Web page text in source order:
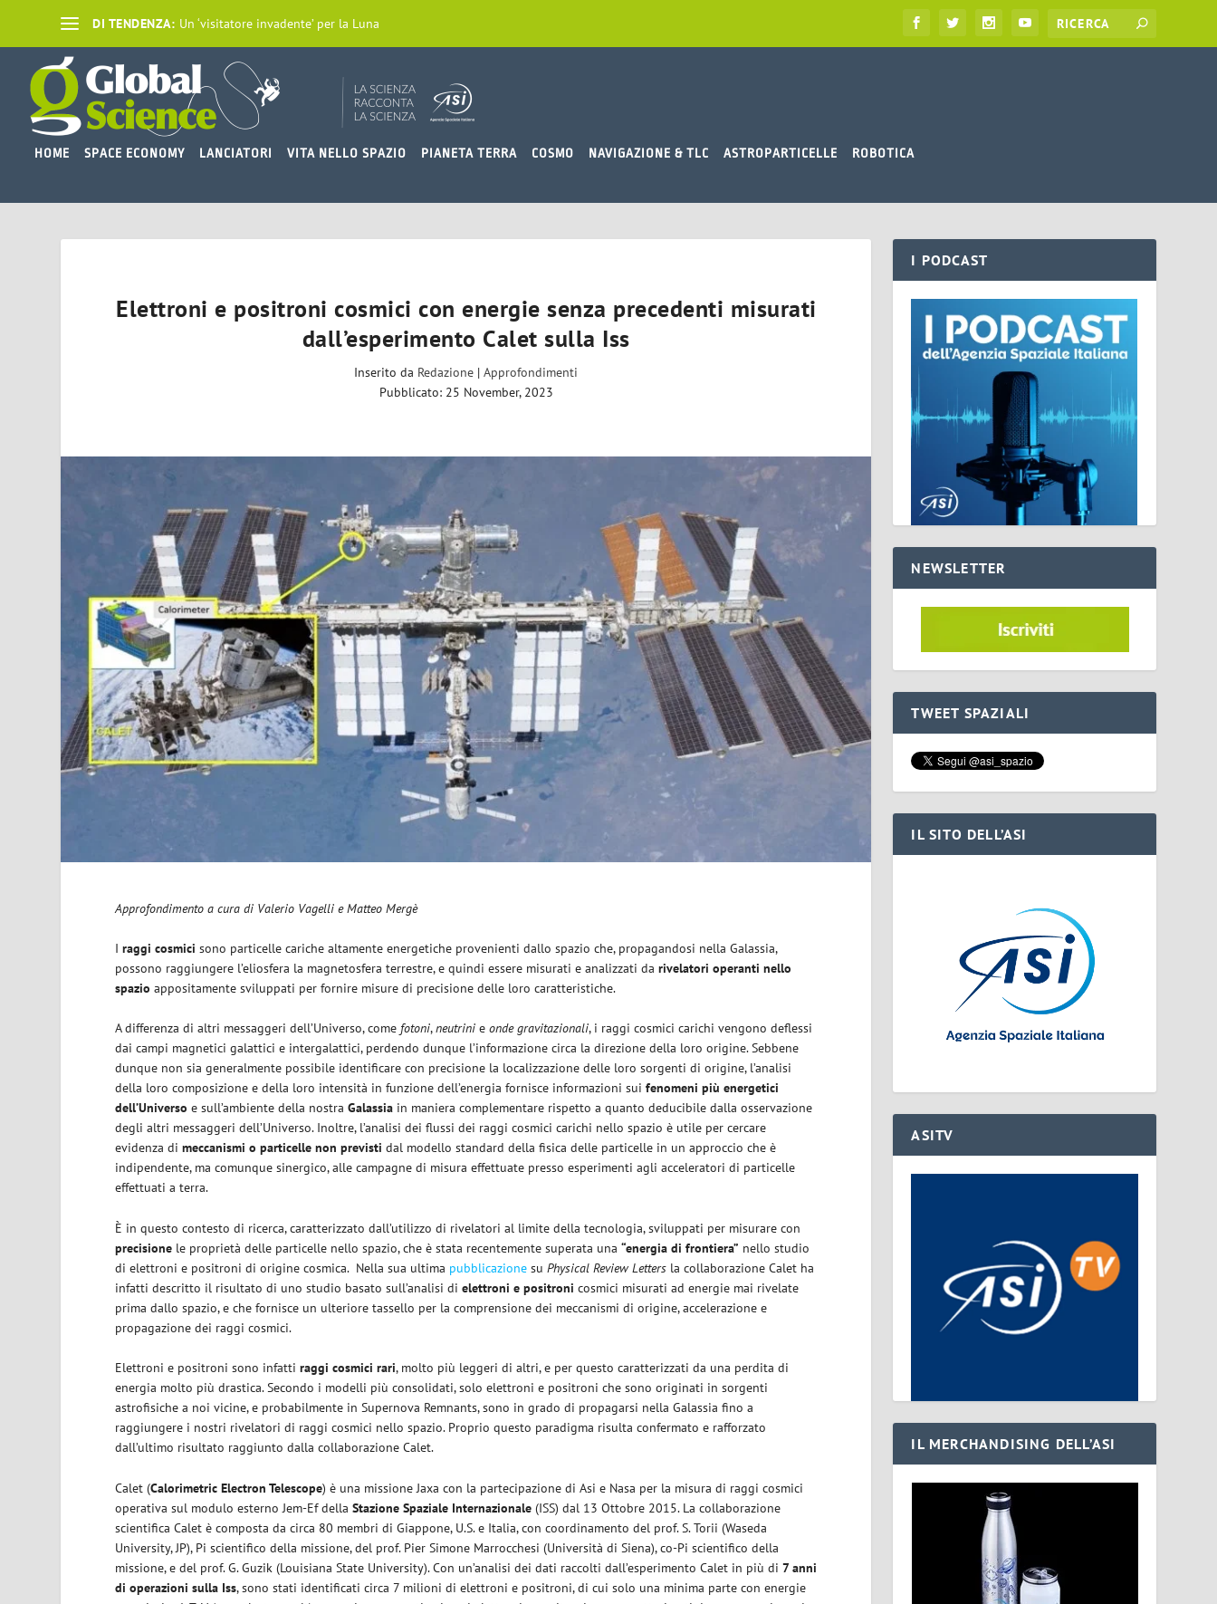
DI TENDENZA: Un ‘visitatore invadente’ per la Luna
HOME SPACE ECONOMY LANCIATORI VITA NELLO SPAZIO PIANETA TERRA COSMO NAVIGAZIONE & TLC ASTROPARTICELLE ROBOTICA
Elettroni e positroni cosmici con energie senza precedenti misurati
dall’esperimento Calet sulla Iss
Inserito da Redazione |Approfondimenti
Pubblicato: 25 November, 2023
Approfondimento a cura di Valerio Vagelli e Matteo Mergè
Iraggi cosmici sono particelle cariche altamente energetiche provenienti dallo spazio che, propagandosi nella Galassia,
possono raggiungere l’eliosfera la magnetosfera terrestre, e quindi essere misurati e analizzati darivelatori operanti nello
spazio appositamente sviluppati per fornire misure di precisione delle loro caratteristiche.
A differenza di altri messaggeri dell’Universo, come fotoni,neutrini eonde gravitazionali, i raggi cosmici carichi vengono deflessi
dai campi magnetici galattici e intergalattici, perdendo dunque l’informazione circa la direzione della loro origine. Sebbene
dunque non sia generalmente possibile identificare con precisione la localizzazione delle loro sorgenti di origine, l’analisi
della loro composizione e della loro intensità in funzione dell’energia fornisce informazioni suifenomeni più energetici
dell’Universo e sull’ambiente della nostraGalassia in maniera complementare rispetto a quanto deducibile dalla osservazione
degli altri messaggeri dell’Universo. Inoltre, l’analisi dei flussi dei raggi cosmici carichi nello spazio è utile per cercare
evidenza dimeccanismi o particelle non previsti dal modello standard della fisica delle particelle in un approccio che è
indipendente, ma comunque sinergico, alle campagne di misura effettuate presso esperimenti agli acceleratori di particelle
effettuati a terra.
È in questo contesto di ricerca, caratterizzato dall’utilizzo di rivelatori al limite della tecnologia, sviluppati per misurare con
precisione le proprietà delle particelle nello spazio, che è stata recentemente superata una“energia di frontiera” nello studio
di elettroni e positroni di origine cosmica. Nella sua ultima pubblicazione suPhysical Review Letters la collaborazione Calet ha
infatti descritto il risultato di uno studio basato sull’analisi dielettroni e positroni cosmici misurati ad energie mai rivelate
prima dallo spazio, e che fornisce un ulteriore tassello per la comprensione dei meccanismi di origine, accelerazione e
propagazione dei raggi cosmici.
Elettroni e positroni sono infattiraggi cosmici rari, molto più leggeri di altri, e per questo caratterizzati da una perdita di
energia molto più drastica. Secondo i modelli più consolidati, solo elettroni e positroni che sono originati in sorgenti
astrofisiche a noi vicine, e probabilmente in Supernova Remnants, sono in grado di propagarsi nella Galassia fino a
raggiungere i nostri rivelatori di raggi cosmici nello spazio. Proprio questo paradigma risulta confermato e rafforzato
dall’ultimo risultato raggiunto dalla collaborazione Calet.
Calet (Calorimetric Electron Telescope) è una missione Jaxa con la partecipazione di Asi e Nasa per la misura di raggi cosmici
operativa sul modulo esterno Jem-Ef dellaStazione Spaziale Internazionale (ISS) dal 13 Ottobre 2015. La collaborazione
scientifica Calet è composta da circa 80 membri di Giappone, U.S. e Italia, con coordinamento del prof. S. Torii (Waseda
University, JP), Pi scientifico della missione, del prof. Pier Simone Marrocchesi (Università di Siena), co-Pi scientifico della
missione, e del prof. G. Guzik (Louisiana State University). Con un’analisi dei dati raccolti dall’esperimento Calet in più di7 anni
di operazioni sulla Iss, sono stati identificati circa 7 milioni di elettroni e positroni, di cui solo una minima parte con energie
I PODCAST
NEWSLETTER
TWEET SPAZIALI
IL SITO DELL’ASI
ASITV
IL MERCHANDISING DELL’ASI